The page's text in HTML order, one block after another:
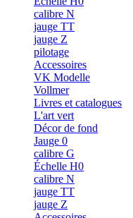
calibre N
jauge TT
jauge Z
pilotage
Accessoires
VK Modelle
Vollmer
Livres et catalogues
L'art vert
Décor de fond
Jauge 0
calibre G
Échelle H0
calibre N
jauge TT
jauge Z